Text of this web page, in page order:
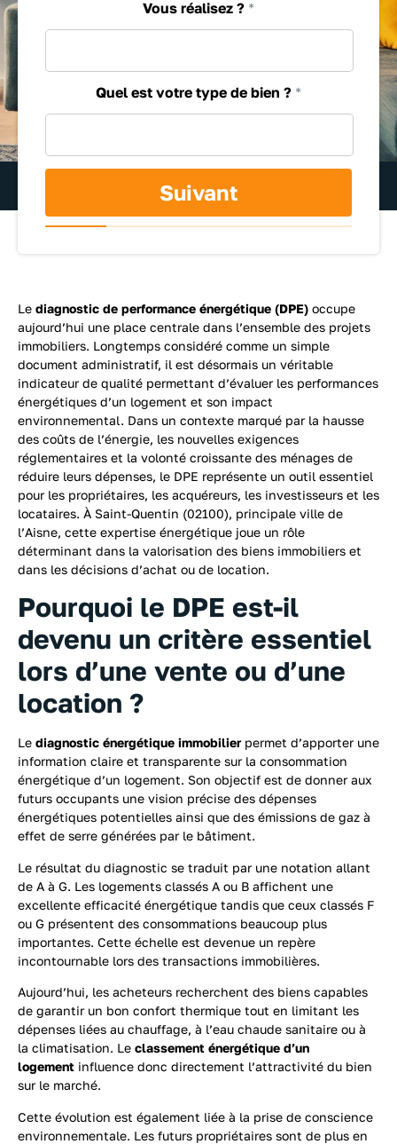
Vous réalisez ? *
Quel est votre type de bien ? *
Suivant
DEVIS GRATUIT & SANS ENGAGEMENT
Le diagnostic de performance énergétique (DPE) occupe
aujourd’hui une place centrale dans l’ensemble des projets
immobiliers. Longtemps considéré comme un simple
document administratif, il est désormais un véritable
indicateur de qualité permettant d’évaluer les performances
énergétiques d’un logement et son impact
environnemental. Dans un contexte marqué par la hausse
des coûts de l’énergie, les nouvelles exigences
réglementaires et la volonté croissante des ménages de
réduire leurs dépenses, le DPE représente un outil essentiel
pour les propriétaires, les acquéreurs, les investisseurs et les
locataires. À Saint-Quentin (02100), principale ville de
l’Aisne, cette expertise énergétique joue un rôle
déterminant dans la valorisation des biens immobiliers et
dans les décisions d’achat ou de location.
Pourquoi le DPE est-il
devenu un critère essentiel
lors d’une vente ou d’une
location ?
Le diagnostic énergétique immobilierpermet d’apporter une
information claire et transparente sur la consommation
énergétique d’un logement. Son objectif est de donner aux
futurs occupants une vision précise des dépenses
énergétiques potentielles ainsi que des émissions de gaz à
effet de serre générées par le bâtiment.
Le résultat du diagnostic se traduit par une notation allant
de A à G. Les logements classés A ou B affichent une
excellente efficacité énergétique tandis que ceux classés F
ou G présentent des consommations beaucoup plus
importantes. Cette échelle est devenue un repère
incontournable lors des transactions immobilières.
Aujourd’hui, les acheteurs recherchent des biens capables
de garantir un bon confort thermique tout en limitant les
dépenses liées au chauffage, à l’eau chaude sanitaire ou à
la climatisation. Le classement énergétique d’un
logement influence donc directement l’attractivité du bien
sur le marché.
Cette évolution est également liée à la prise de conscience
environnementale. Les futurs propriétaires sont de plus en